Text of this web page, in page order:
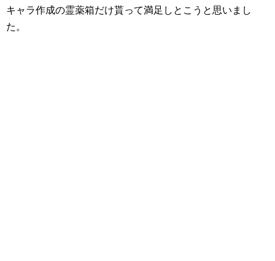
キャラ作成の霊薬箱だけ貰って満足しとこうと思いまし
た。